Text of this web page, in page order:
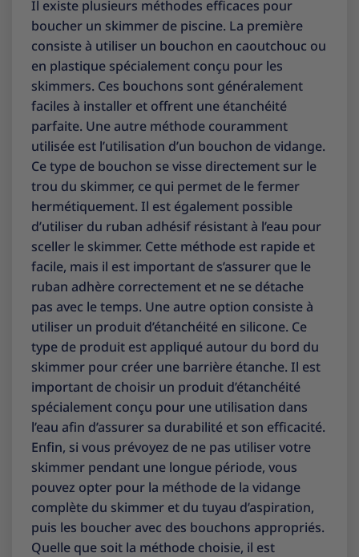
Il existe plusieurs méthodes efficaces pour
boucher un skimmer de piscine. La première
consiste à utiliser un bouchon en caoutchouc ou
en plastique spécialement conçu pour les
skimmers. Ces bouchons sont généralement
faciles à installer et offrent une étanchéité
parfaite. Une autre méthode couramment
utilisée est l’utilisation d’un bouchon de vidange.
Ce type de bouchon se visse directement sur le
trou du skimmer, ce qui permet de le fermer
hermétiquement. Il est également possible
d’utiliser du ruban adhésif résistant à l’eau pour
sceller le skimmer. Cette méthode est rapide et
facile, mais il est important de s’assurer que le
ruban adhère correctement et ne se détache
pas avec le temps. Une autre option consiste à
utiliser un produit d’étanchéité en silicone. Ce
type de produit est appliqué autour du bord du
skimmer pour créer une barrière étanche. Il est
important de choisir un produit d’étanchéité
spécialement conçu pour une utilisation dans
l’eau afin d’assurer sa durabilité et son efficacité.
Enfin, si vous prévoyez de ne pas utiliser votre
skimmer pendant une longue période, vous
pouvez opter pour la méthode de la vidange
complète du skimmer et du tuyau d’aspiration,
puis les boucher avec des bouchons appropriés.
Quelle que soit la méthode choisie, il est